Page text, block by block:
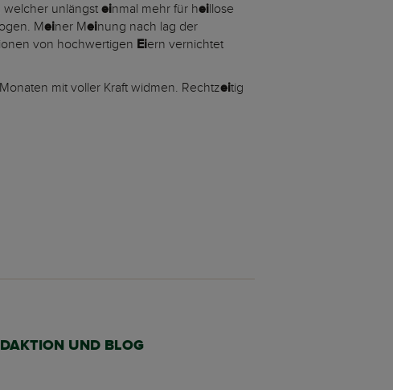
welcher unlängst einmal mehr für heillose
Meiner Meinung nach lag der
von hochwertigen Eiern vernichtet
mit voller Kraft widmen. Rechtzeitig
UND BLOG